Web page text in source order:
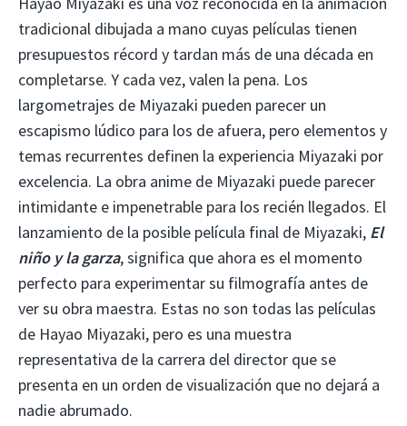
tradicional dibujada a mano cuyas películas tienen
presupuestos récord y tardan más de una década en
completarse. Y cada vez, valen la pena. Los
largometrajes de Miyazaki pueden parecer un
escapismo lúdico para los de afuera, pero elementos y
temas recurrentes definen la experiencia Miyazaki por
excelencia. La obra anime de Miyazaki puede parecer
intimidante e impenetrable para los recién llegados. El
lanzamiento de la posible película final de Miyazaki, El
niño y la garza, significa que ahora es el momento
perfecto para experimentar su filmografía antes de
ver su obra maestra. Estas no son todas las películas
de Hayao Miyazaki, pero es una muestra
representativa de la carrera del director que se
presenta en un orden de visualización que no dejará a
nadie abrumado.